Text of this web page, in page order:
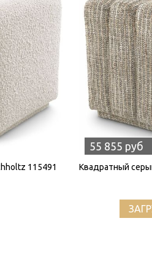
115491
55 855 руб
Квадратный